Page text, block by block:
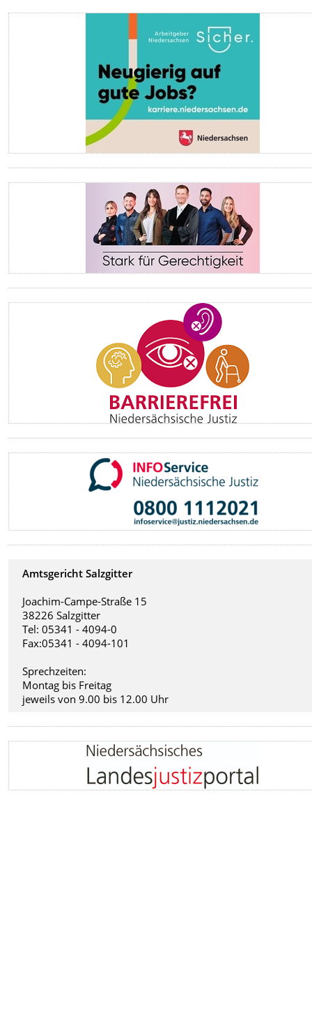
Amtsgericht Salzgitter
Joachim-Campe-Straße 15
38226 Salzgitter
Tel: 05341 - 4094-0
Fax:05341 - 4094-101
Sprechzeiten:
Montag bis Freitag
jeweils von 9.00 bis 12.00 Uhr